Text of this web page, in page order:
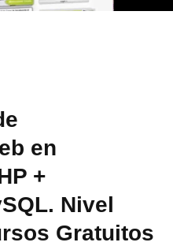
en
+
Nivel
Gratuitos